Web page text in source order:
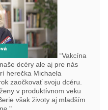
“Vakcína
dcéry ale aj pre nás
herečka Michaela
zaočkovať svoju dcéru.
v produktívnom veku
však životy aj mladším